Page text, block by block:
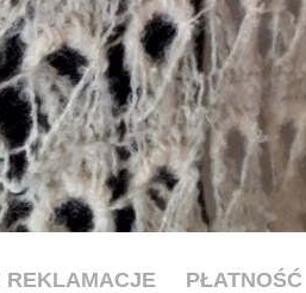
REKLAMACJE PŁATNOŚĆ